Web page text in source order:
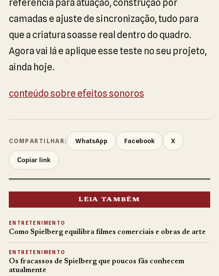
referência para atuação, construção por
camadas e ajuste de sincronização, tudo para
que a criatura soasse real dentro do quadro.
Agora vai lá e aplique esse teste no seu projeto,
ainda hoje.
conteúdo sobre efeitos sonoros
COMPARTILHAR: WhatsApp Facebook X
Copiar link
LEIA TAMBÉM
ENTRETENIMENTO
Como Spielberg equilibra filmes comerciais e obras de arte
ENTRETENIMENTO
Os fracassos de Spielberg que poucos fãs conhecem
atualmente